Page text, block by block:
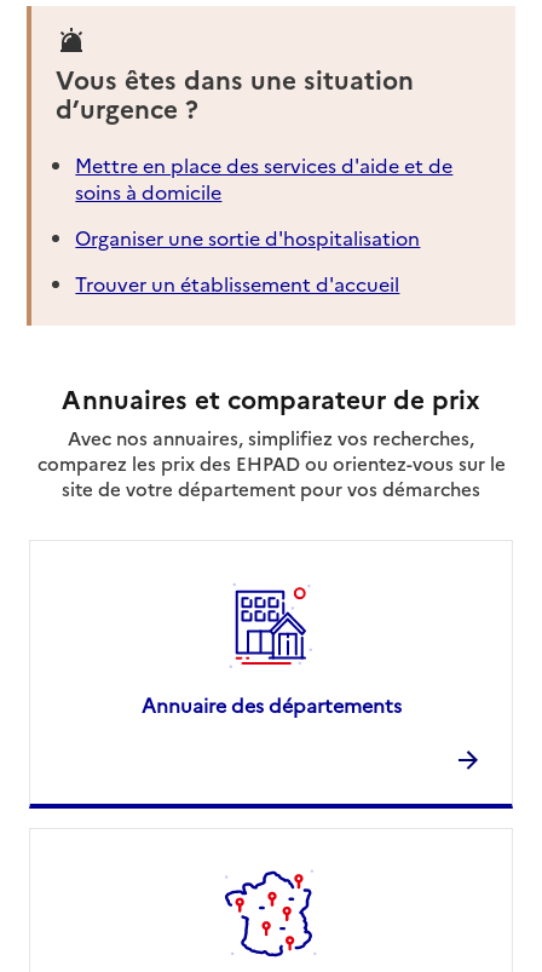
Vous êtes dans une situation
d’urgence ?
Mettre en place des services d'aide et de
soins à domicile
Organiser une sortie d'hospitalisation
Trouver un établissement d'accueil
Annuaires et comparateur de prix
Avec nos annuaires, simplifiez vos recherches,
comparez les prix des EHPAD ou orientez-vous sur le
site de votre département pour vos démarches
Annuaire des départements